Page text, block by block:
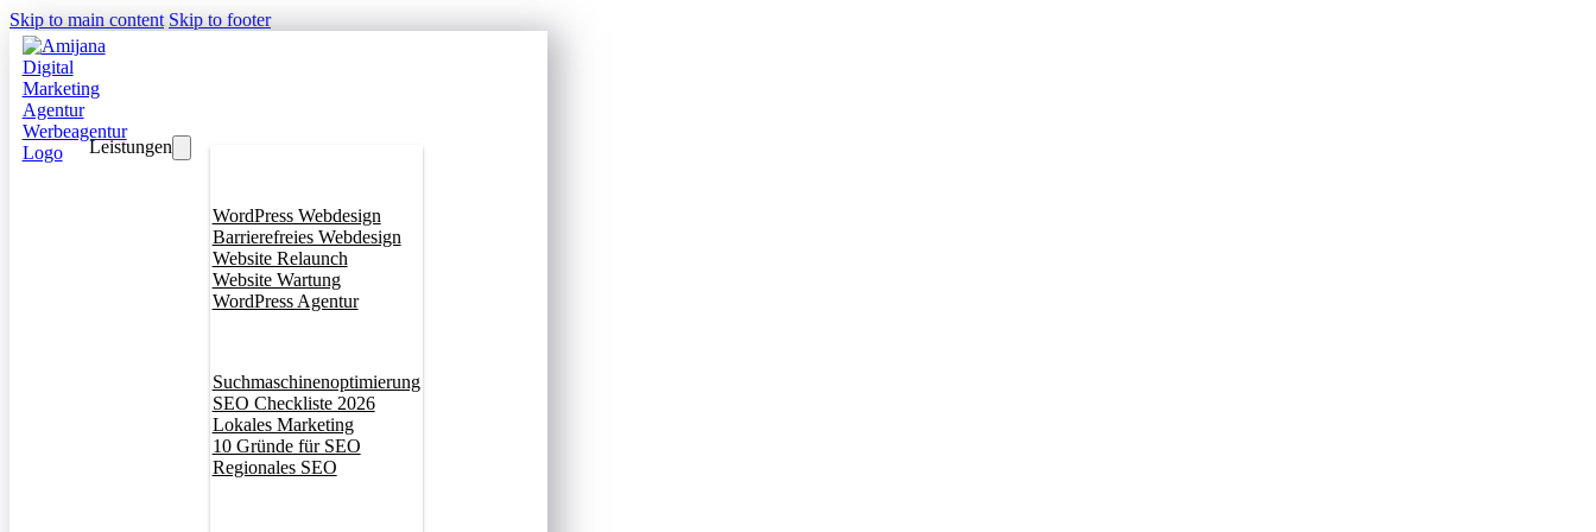
Skip to main content Skip to footer
Leistungen
WordPress Webdesign
Barrierefreies Webdesign
Website Relaunch
Website Wartung
WordPress Agentur
Suchmaschinenoptimierung
SEO Checkliste 2026
Lokales Marketing
10 Gründe für SEO
Regionales SEO